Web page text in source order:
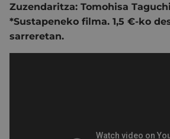
Zuzendaritza: Tomohisa
*Sustapeneko filma. 1,5 €-ko
sarreretan.